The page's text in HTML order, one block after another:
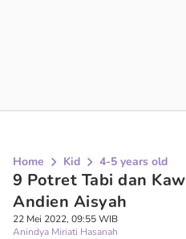
Home Kid 4-5 years old
9 Potret Tabi dan
Andien Aisyah
22 Mei 2022, 09:55 WIB
Anindya Miriati Hasanah